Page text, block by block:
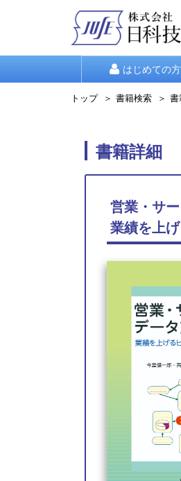
はじめての方
トップ 書籍検索 書
書籍詳細
営業・サ
業績を上